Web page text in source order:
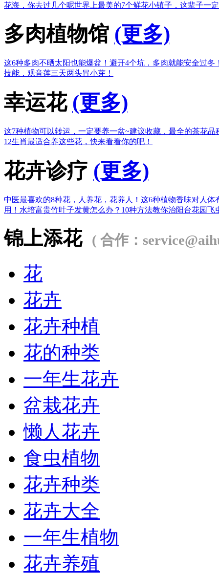
花海，你去过几个呢世界上最美的7个鲜花小镇子，这辈子一
多肉植物馆 (更多)
这6种多肉不晒太阳也能爆盆！ 避开4个坑，多肉就能安全过冬
技能，观音莲三天两头冒小芽！
幸运花 (更多)
这7种植物可以转运，一定要养一盆~建议收藏，最全的茶花品
12生肖最适合养这些花，快来看看你的吧！
花卉诊疗 (更多)
中医最喜欢的8种花，人养花，花养人！ 这6种植物香味对人体
用！ 水培富贵竹叶子发黄怎么办？ 10种方法教你治阳台花园飞
锦上添花 ( 合作：
花
花卉
花卉种植
花的种类
一年生花卉
盆栽花卉
懒人花卉
食虫植物
花卉种类
花卉大全
一年生植物
花卉养殖